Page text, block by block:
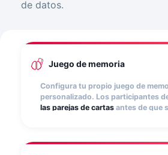
de datos.
Juego de memoria
Configura tu propio juego de
personalizado. Los participantes
las parejas de cartas antes de que
productos o tu imagen de marca.